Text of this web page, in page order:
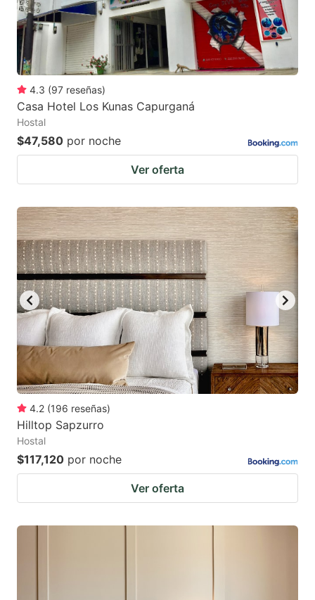
to
get
the
keyboard
shortcuts
for
changing
dates.
to
get
the
keyboard
for
dates.
4.3 (97 reseñas)
Casa Hotel Los Kunas Capurganá
Hostal
$47,580 por noche
Ver oferta
4.2 (196 reseñas)
Hilltop Sapzurro
Hostal
$117,120 por noche
Ver oferta